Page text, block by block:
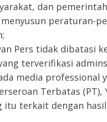
dan
peraturan-
Pers tidak dibatasi
terverifikasi
media professional
Terbatas (PT),
itu terkait dengan